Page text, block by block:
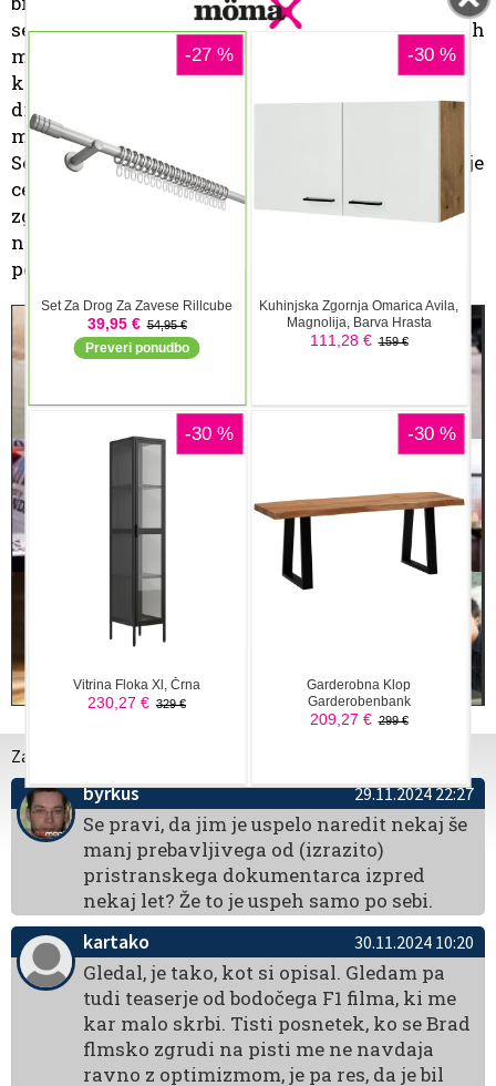
seveda. Izvedeli boste veliko dejstev o Senni, ki jih
morda celo niste poznali, tudi to, da je siciljanske
krvi, je pa Senna ves čas prikazan kot žrtev tako
dirkaških konkurentov, patronov dirkanja in
mnogih drugih dogodkov. Pač za Brazilce je bil
Senna svetnik in tako ej tudi prikazan in morda je
celo prav tako. Dobro narejena serija, ki gradi na
zgodbi, ne trudi pa se biti povsem točna in
nepristranska in tudi preskakuje dogodke. Za
pogledat, ampak z nekaj rezerve.
Za dodajanje komentarjev morate biti prijavljeni.
byrkus 29.11.2024 22:27
Se pravi, da jim je uspelo naredit nekaj še
manj prebavljivega od (izrazito)
pristranskega dokumentarca izpred
nekaj let? Že to je uspeh samo po sebi.
kartako
30.11.2024 10:20
Gledal, je tako, kot si opisal. Gledam pa
tudi teaserje od bodočega F1 filma, ki me
kar malo skrbi. Tisti posnetek, ko se Brad
flmsko zgrudi na pisti me ne navdaja
ravno z optimizmom, je pa res, da je bil